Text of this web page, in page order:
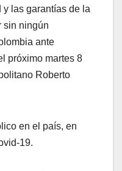
y las garantías de la
sin ningún
ante
próximo martes 8
Roberto
en el país, en
19.